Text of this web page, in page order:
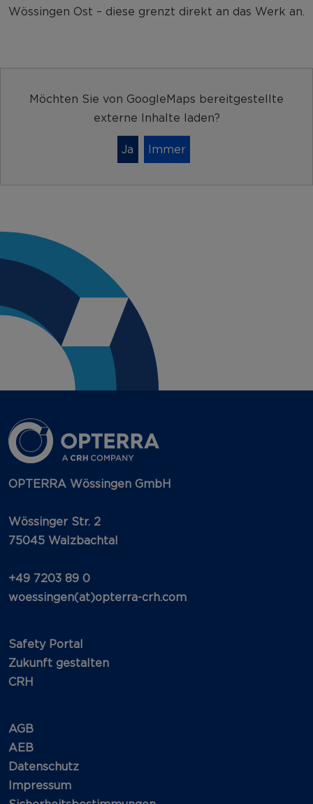
Wössingen Ost – diese grenzt direkt an das Werk an.
Möchten Sie von GoogleMaps bereitgestellte
externe Inhalte laden?
Ja Immer
OPTERRA Wössingen GmbH
Wössinger Str. 2
75045 Walzbachtal
+49 7203 89 0
woessingen(at)opterra-crh.com
Safety Portal
Zukunft gestalten
CRH
AGB
AEB
Datenschutz
Impressum